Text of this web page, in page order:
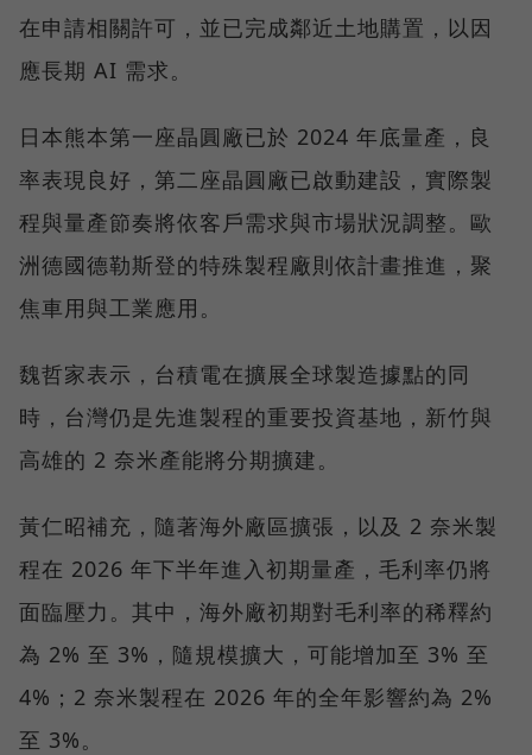
在申請相關許可，並已完成鄰近土地購置，以因
應長期 AI 需求。
日本熊本第一座晶圓廠已於 2024 年底量產，良
率表現良好，第二座晶圓廠已啟動建設，實際製
程與量產節奏將依客戶需求與市場狀況調整。歐
洲德國德勒斯登的特殊製程廠則依計畫推進，聚
焦車用與工業應用。
魏哲家表示，台積電在擴展全球製造據點的同
時，台灣仍是先進製程的重要投資基地，新竹與
高雄的 2 奈米產能將分期擴建。
黃仁昭補充，隨著海外廠區擴張，以及 2 奈米製
程在 2026 年下半年進入初期量產，毛利率仍將
面臨壓力。其中，海外廠初期對毛利率的稀釋約
為 2% 至 3%，隨規模擴大，可能增加至 3% 至
4%；2 奈米製程在 2026 年的全年影響約為 2%
至 3%。